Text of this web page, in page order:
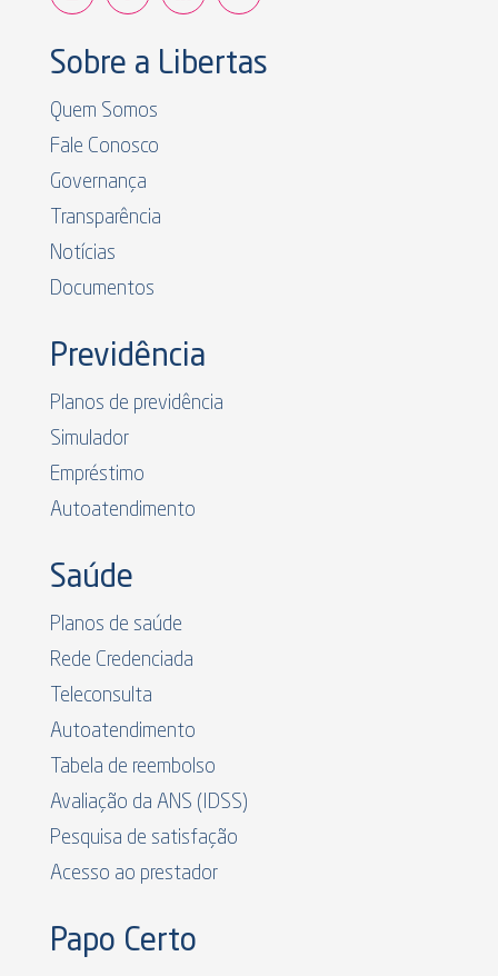
Sobre a Libertas
Quem Somos
Fale Conosco
Governança
Transparência
Notícias
Documentos
Previdência
Planos de previdência
Simulador
Empréstimo
Autoatendimento
Saúde
Planos de saúde
Rede Credenciada
Teleconsulta
Autoatendimento
Tabela de reembolso
Avaliação da ANS (IDSS)
Pesquisa de satisfação
Acesso ao prestador
Papo Certo